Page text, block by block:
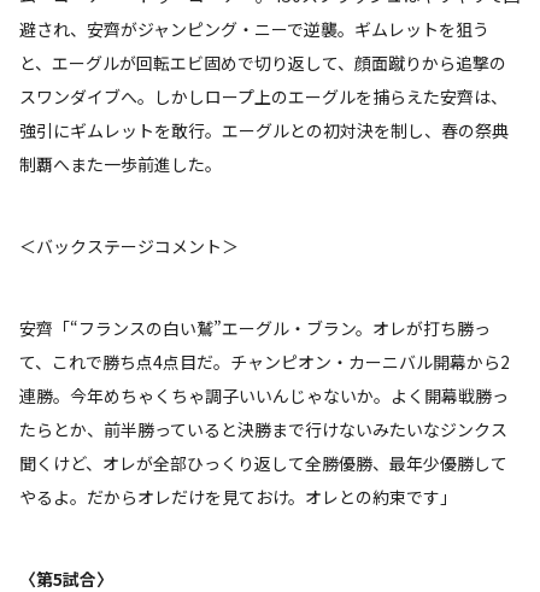
避され、安齊がジャンピング・ニーで逆襲。ギムレットを狙う
と、エーグルが回転エビ固めで切り返して、顔面蹴りから追撃の
スワンダイブへ。しかしロープ上のエーグルを捕らえた安齊は、
強引にギムレットを敢行。エーグルとの初対決を制し、春の祭典
制覇へまた一歩前進した。
＜バックステージコメント＞
安齊「“フランスの白い鷲”エーグル・ブラン。オレが打ち勝っ
て、これで勝ち点4点目だ。チャンピオン・カーニバル開幕から2
連勝。今年めちゃくちゃ調子いいんじゃないか。よく開幕戦勝っ
たらとか、前半勝っていると決勝まで行けないみたいなジンクス
聞くけど、オレが全部ひっくり返して全勝優勝、最年少優勝して
やるよ。だからオレだけを見ておけ。オレとの約束です」
〈第5試合〉